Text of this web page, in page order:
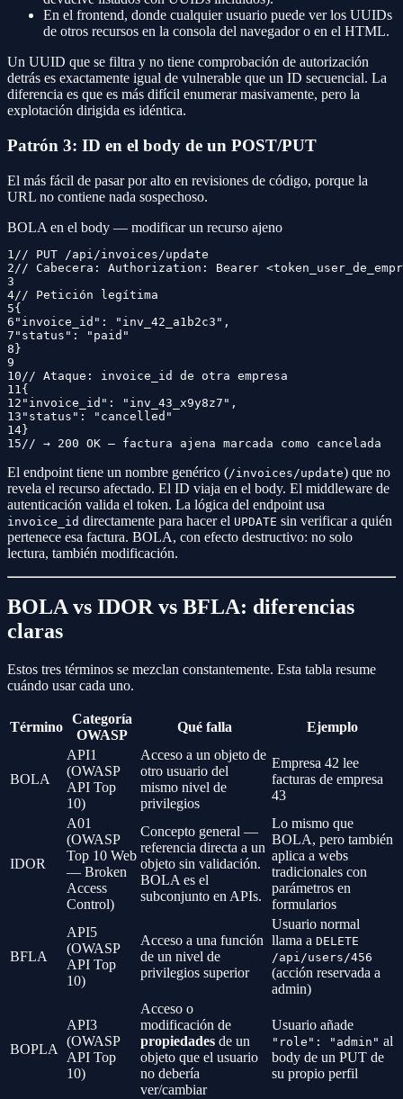
En el frontend, donde cualquier usuario puede ver los UUIDs
de otros recursos en la consola del navegador o en el HTML.
Un UUID que se filtra y no tiene comprobación de autorización
detrás es exactamente igual de vulnerable que un ID secuencial. La
diferencia es que es más difícil enumerar masivamente, pero la
explotación dirigida es idéntica.
Patrón 3: ID en el body de un POST/PUT
El más fácil de pasar por alto en revisiones de código, porque la
URL no contiene nada sospechoso.
BOLA en el body — modificar un recurso ajeno
1 // PUT /api/invoices/update
2 // Cabecera: Authorization: Bearer
3
4// Petición legítima
5{
6 "invoice_id": "inv_42_a1b2c3",
7 "status": "paid"
8}
9
10 // Ataque: invoice_id de otra empresa
11 {
12 "invoice_id": "inv_43_x9y8z7",
13 "status": "cancelled"
14}
15 // → 200 OK — factura ajena marcada como cancelada
El endpoint tiene un nombre genérico (/invoices/update) que no
revela el recurso afectado. El ID viaja en el body. El middleware de
autenticación valida el token. La lógica del endpoint usa
invoice_id directamente para hacer el UPDATE sin verificar a quién
pertenece esa factura. BOLA, con efecto destructivo: no solo
lectura, también modificación.
BOLA vs IDOR vs BFLA: diferencias
claras
Estos tres términos se mezclan constantemente. Esta tabla resume
cuándo usar cada uno.
Término
Categoría
OWASP
Qué falla Ejemplo
BOLA
API1
(OWASP
API Top
10)
Acceso a un objeto de
otro usuario del
mismo nivel de
privilegios
Empresa 42 lee
facturas de empresa
43
IDOR
A01
(OWASP
Top 10 Web
— Broken
Access
Control)
Concepto general —
referencia directa a un
objeto sin validación.
BOLA es el
subconjunto en APIs.
Lo mismo que
BOLA, pero también
aplica a webs
tradicionales con
parámetros en
formularios
BFLA
API5
(OWASP
API Top
10)
Acceso a una función
de un nivel de
privilegios superior
Usuario normal
llama a DELETE
/api/users/456
(acción reservada a
admin)
BOPLA
API3
(OWASP
API Top
10)
Acceso o
modificación de
propiedades de un
objeto que el usuario
no debería
ver/cambiar
Usuario añade
"role": "admin" al
body de un PUT de
su propio perfil